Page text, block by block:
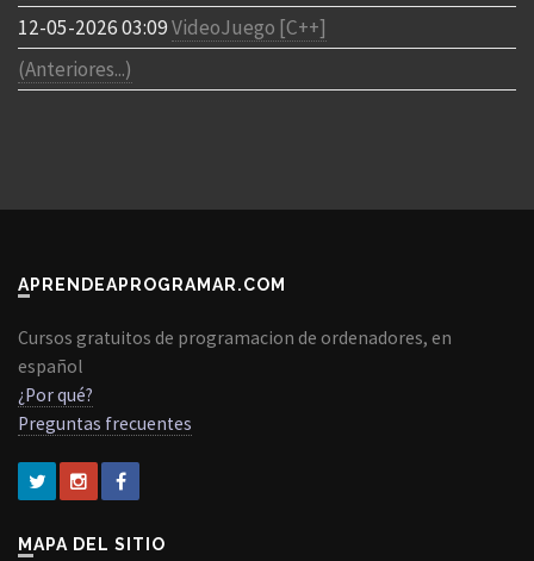
12-05-2026 03:09VideoJuego [C++]
(Anteriores...)
APRENDEAPROGRAMAR.COM
Cursos gratuitos de programacion de ordenadores, en
español
¿Por qué?
Preguntas frecuentes
MAPA DEL SITIO